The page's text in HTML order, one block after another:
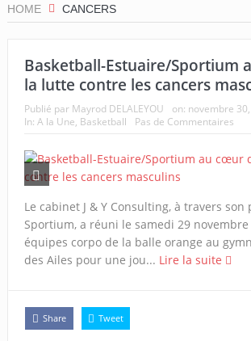
HOME CANCERS
Basketball-Estuaire/Sportium
la lutte contre les cancers
Publié par Mayrod DELALEYOU on: novembre
In: A la Une, Basketball Pas de Commentaires
Le cabinet J & Y Consulting, à travers son
Sportium, a réuni le samedi 29
équipes corpo de la balle orange au
des Ailes pour une jou... Lire la suite
Share Tweet